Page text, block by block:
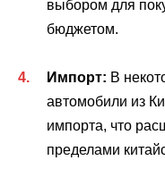
выбором для
бюджетом.
Импорт: В
автомобили из
импорта, что
пределами